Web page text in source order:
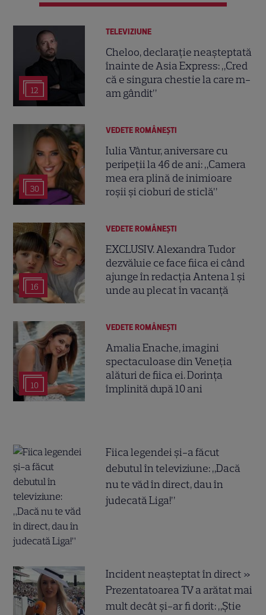
12
TELEVIZIUNE
Cheloo, declarație neașteptată
înainte de Asia Express: „Cred
că e singura chestie la care m-
am gândit”
30
VEDETE ROMÂNEŞTI
Iulia Vântur, aniversare cu
peripeții la 46 de ani: „Camera
mea era plină de inimioare
roșii și cioburi de sticlă”
16
VEDETE ROMÂNEŞTI
EXCLUSIV. Alexandra Tudor
dezvăluie ce face fiica ei când
ajunge în redacția Antena 1 și
unde au plecat în vacanță
10
VEDETE ROMÂNEŞTI
Amalia Enache, imagini
spectaculoase din Veneția
alături de fiica ei. Dorința
împlinită după 10 ani
Fiica legendei și-a făcut
debutul în televiziune: „Dacă
nu te văd în direct, dau în
judecată Liga!”
Incident neașteptat în direct »
Prezentatoarea TV a arătat mai
mult decât și-ar fi dorit: „Știe